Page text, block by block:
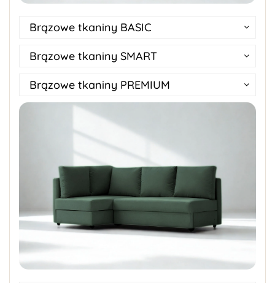
Brązowe tkaniny BASIC
Brązowe tkaniny SMART
Brązowe tkaniny PREMIUM